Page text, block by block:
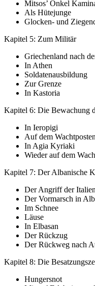
Mitsos’ Onkel
Als Hütejunge
Glocken- und
Kapitel 5: Zum Militär
Griechenland nach
In Athen
Soldatenausbildung
Zur Grenze
In Kastoria
Kapitel 6: Die Bewachung
In Ieropigi
Auf dem
In Agia Kyriaki
Wieder auf dem
Kapitel 7: Der Albanische
Der Angriff der
Der Vormarsch in
Im Schnee
Läuse
In Elbasan
Der Rückzug
Der Rückweg nach
Kapitel 8: Die
Hungersnot